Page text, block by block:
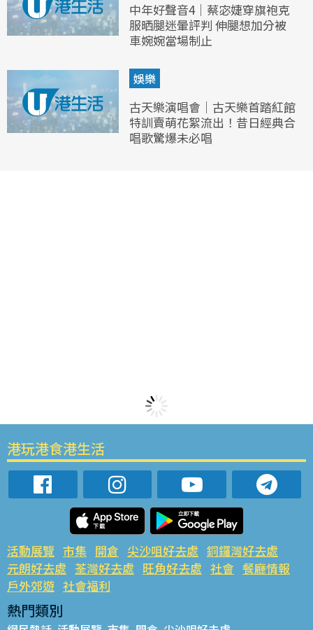
中年好聲音4｜蔡宓婕穿旗袍克
服晒腿迷暈評判 伸腿想加分被
車婉婉當場制止
娛樂
古天樂演唱會｜古天樂首踏紅館
特訓賣萌花絮流出！昔日經典合
唱歌驚爆未必唱
港玩港食港生活
活動展覽 市集 開倉 尖沙咀好去處 銅鑼灣好去處
元朗好去處 荃灣好去處 旺角好去處 社會 餐廳情報
戶外郊遊 社會福利
熱門類別